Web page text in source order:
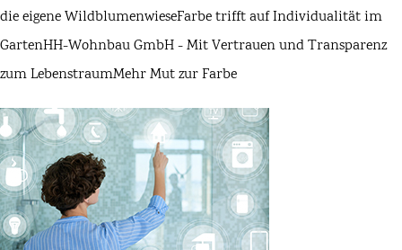
die eigene WildblumenwieseFarbe trifft auf Individualität im
GartenHH-Wohnbau GmbH - Mit Vertrauen und Transparenz
zum LebenstraumMehr Mut zur Farbe